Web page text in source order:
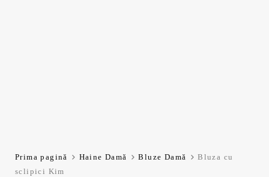
Prima pagină Haine Damă Bluze Damă
Bluza cu
sclipici Kim